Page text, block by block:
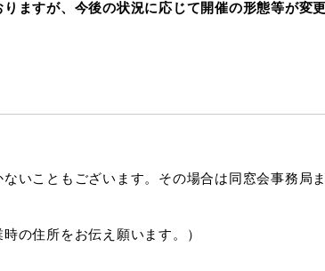
ますが、今後の状況に応じて開催の形態等が変更
いこともございます。その場合は同窓会事務局ま
の住所をお伝え願います。）